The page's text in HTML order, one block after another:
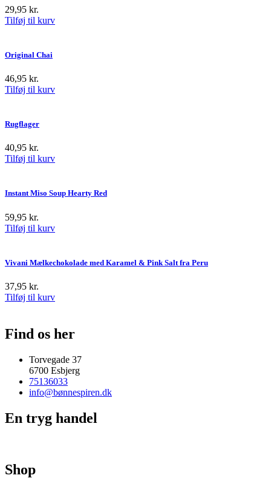
29,95 kr.
Tilføj til kurv
Original Chai
46,95 kr.
Tilføj til kurv
Rugflager
40,95 kr.
Tilføj til kurv
Instant Miso Soup Hearty Red
59,95 kr.
Tilføj til kurv
Vivani Mælkechokolade med Karamel & Pink Salt fra Peru
37,95 kr.
Tilføj til kurv
Find os her
Torvegade 37
6700 Esbjerg
75136033
info@bønnespiren.dk
En tryg handel
Shop